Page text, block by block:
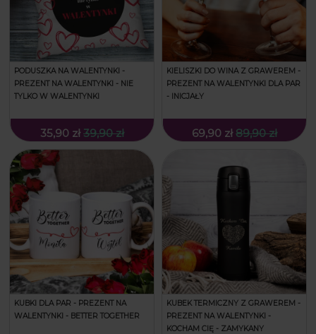
PODUSZKA NA WALENTYNKI -
PREZENT NA WALENTYNKI - NIE
TYLKO W WALENTYNKI
35,90 zł 39,90 zł
KIELISZKI DO WINA Z GRAWEREM -
PREZENT NA WALENTYNKI DLA PAR
- INICJAŁY
69,90 zł 89,90 zł
KUBKI DLA PAR - PREZENT NA
WALENTYNKI - BETTER TOGETHER
KUBEK TERMICZNY Z GRAWEREM -
PREZENT NA WALENTYNKI -
KOCHAM CIĘ - ZAMYKANY